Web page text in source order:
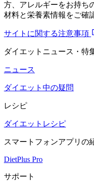
方、アレルギーをお持ち
材料と栄養素情報をご確
サイトに関する注意事項
ダイエットニュース・特
ニュース
ダイエット中の疑問
レシピ
ダイエットレシピ
スマートフォンアプリの
DietPlus Pro
サポート